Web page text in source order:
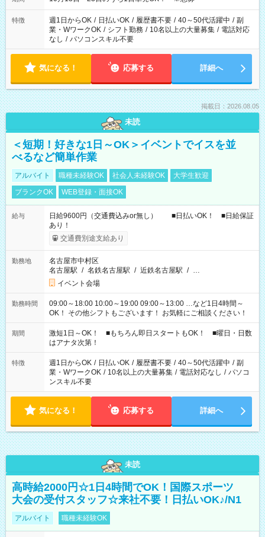
け、夕方だけ、などもOKです！
特徴 週1日からOK / 日払いOK / 履歴書不要 / 40～50代活躍中 / 副
業・WワークOK / シフト勤務 / 10名以上の大量募集 / 電話対応
なし / パソコンスキル不要
気になる！ 応募する 詳細へ
掲載日：2026.08.05
未読
＜短期！好きな1日～OK＞イベントでイスを並
べるなど簡単作業
アルバイト 職種未経験OK 社会人未経験OK
大学生歓迎
ブランクOK
WEB登録・面接OK
給与
日給9600円（交通費込みor無し） ■日払いOK！ ■日給保証
あり！
交通費別途支給あり
勤務地
名古屋市中村区
名古屋駅 / 名鉄名古屋駅 / 近鉄名古屋駅 / …
イベント会場
勤務時間
09:00～18:00 10:00～19:00 09:00～13:00 …など1日4時間～
OK！ その他シフトもございます！ お気軽にご相談ください！
期間
激短1日～OK！ ■もちろん即日スタートもOK！ ■曜日・日数
はアナタ次第！
特徴 週1日からOK / 日払いOK / 履歴書不要 / 40～50代活躍中 / 副
業・WワークOK / 10名以上の大量募集 / 電話対応なし / パソコ
ンスキル不要
気になる！ 応募する 詳細へ
未読
高時給2000円☆1日4時間でOK！国際スポーツ
大会の受付スタッフ☆来社不要！日払いOK♪/N1
アルバイト 職種未経験OK